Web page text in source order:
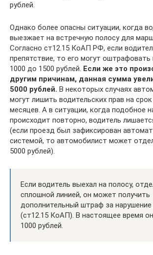
рублей.
Однако более опасны ситуации, когда
выезжает на встречную полосу для
Согласно ст12.15 КоАП РФ, если
препятствие, то его могут оштрафовать
1000 до 1500 рублей. Если же это
другим причинам, данная сумма
5000 рублей. В некоторых случаях
могут лишить водительских прав на
месяцев. А в ситуации, когда подобное
происходит повторно, водитель
(если проезд был зафиксирован
системой, то автомобилист может
5000 рублей).
Если водитель выехал на полосу,
сплошной линией, он может получить
дополнительный штраф за нарушение
(ст12.15 КоАП). В настоящее время
1000 рублей.